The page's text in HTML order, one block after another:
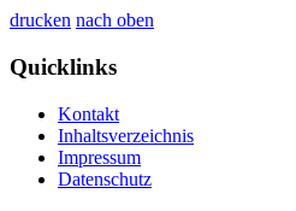
drucken nach oben
Quicklinks
Kontakt
Inhaltsverzeichnis
Impressum
Datenschutz